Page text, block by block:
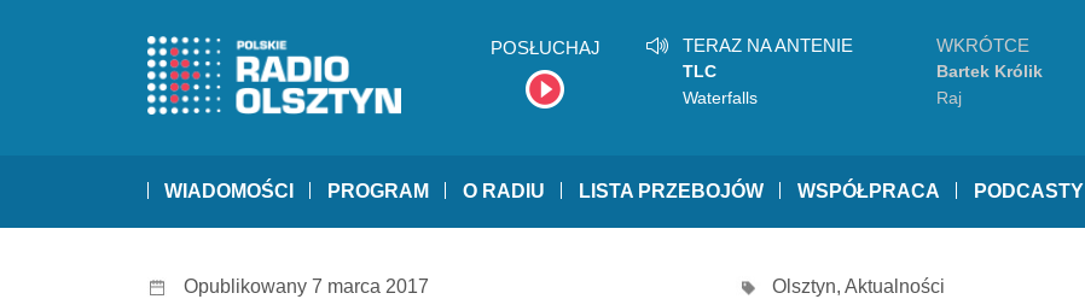
POSŁUCHAJ TERAZ NA ANTENIE
TLC
Waterfalls
WKRÓTCE
Bartek Królik
Raj
WIADOMOŚCI PROGRAM O RADIU LISTA PRZEBOJÓW WSPÓŁPRACA PODCASTY
Opublikowany 7 marca 2017 Olsztyn, Aktualności